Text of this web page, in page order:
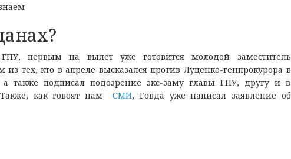
первым на вылет уже готовится молодой заместитель
тех, кто в апреле высказался против Луценко-генпрокурора в
также подписал подозрение экс-заму главы ГПУ, другу и в
как говоят нам
СМИ, Говда уже написал заявление об